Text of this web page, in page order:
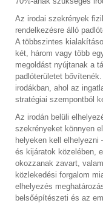
Az irodai szekrények
rendelkezésre álló
A többszintes
két, három vagy több
megoldást nyújtanak a
padlóterületet
irodákban, ahol az
stratégiai szempontból
Az irodán belüli
szekrényeket könnyen
helyeken kell elhelyezni
és kijáratok közelében,
okozzanak zavart,
közlekedési forgalom
elhelyezés
belsőépítészeti és az